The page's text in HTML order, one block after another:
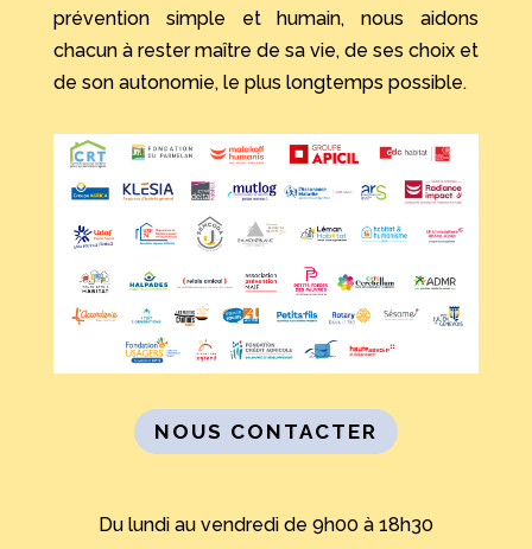
prévention simple et humain, nous aidons
chacun à rester maître de sa vie, de ses choix et
de son autonomie, le plus longtemps possible.
NOUS CONTACTER
Du lundi au vendredi de 9h00 à 18h30